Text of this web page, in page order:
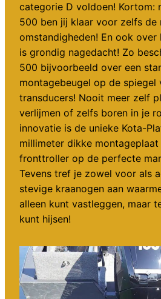
categorie D voldoen! Kortom:
500 ben jij klaar voor zelfs de
omstandigheden! En ook
is grondig nagedacht! Zo
500 bijvoorbeeld over een
montagebeugel op de spiegel
transducers! Nooit meer zelf
verlijmen of zelfs boren in je
innovatie is de unieke Kota-
millimeter dikke
fronttroller op de perfecte
Tevens tref je zowel voor als
stevige kraanogen aan
alleen kunt vastleggen, maar
kunt hijsen!